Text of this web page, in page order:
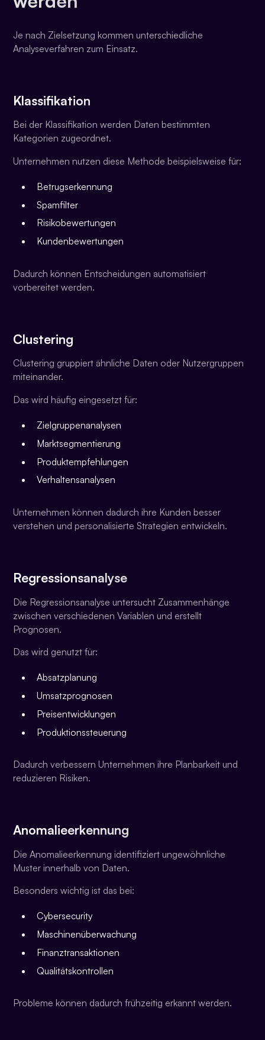
Je nach Zielsetzung kommen unterschiedliche
Analyseverfahren zum Einsatz.
Klassifikation
Bei der Klassifikation werden Daten bestimmten
Kategorien zugeordnet.
Unternehmen nutzen diese Methode beispielsweise für:
Betrugserkennung
Spamfilter
Risikobewertungen
Kundenbewertungen
Dadurch können Entscheidungen automatisiert
vorbereitet werden.
Clustering
Clustering gruppiert ähnliche Daten oder Nutzergruppen
miteinander.
Das wird häufig eingesetzt für:
Zielgruppenanalysen
Marktsegmentierung
Produktempfehlungen
Verhaltensanalysen
Unternehmen können dadurch ihre Kunden besser
verstehen und personalisierte Strategien entwickeln.
Regressionsanalyse
Die Regressionsanalyse untersucht Zusammenhänge
zwischen verschiedenen Variablen und erstellt
Prognosen.
Das wird genutzt für:
Absatzplanung
Umsatzprognosen
Preisentwicklungen
Produktionssteuerung
Dadurch verbessern Unternehmen ihre Planbarkeit und
reduzieren Risiken.
Anomalieerkennung
Die Anomalieerkennung identifiziert ungewöhnliche
Muster innerhalb von Daten.
Besonders wichtig ist das bei:
Cybersecurity
Maschinenüberwachung
Finanztransaktionen
Qualitätskontrollen
Probleme können dadurch frühzeitig erkannt werden.